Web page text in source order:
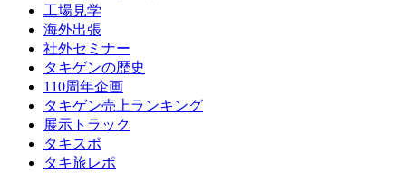
工場見学
海外出張
社外セミナー
タキゲンの歴史
110周年企画
タキゲン売上ランキング
展示トラック
タキスポ
タキ旅レポ